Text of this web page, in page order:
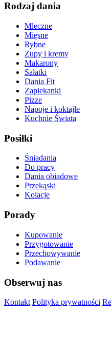
Rodzaj dania
Mleczne
Mięsne
Rybne
Zupy i kremy
Makarony
Sałatki
Dania Fit
Zapiekanki
Pizze
Napoje i koktajle
Kuchnie Świata
Posiłki
Śniadania
Do pracy
Dania obiadowe
Przekąski
Kolacje
Porady
Kupowanie
Przygotowanie
Przechowywanie
Podawanie
Obserwuj nas
Kontakt Polityka prywatności